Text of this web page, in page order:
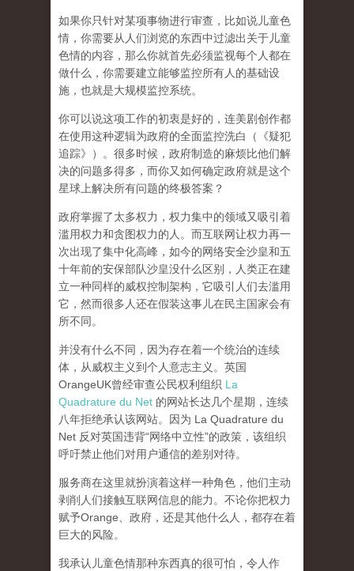
如果你只针对某项事物进行审查，比如说儿童色
情，你需要从人们浏览的东西中过滤出关于儿童
色情的内容，那么你就首先必须监视每个人都在
做什么，你需要建立能够监控所有人的基础设
施，也就是大规模监控系统。
你可以说这项工作的初衷是好的，连美剧创作都
在使用这种逻辑为政府的全面监控洗白（《疑犯
追踪》）。 很多时候，政府制造的麻烦比他们解
决的问题多得多，而你又如何确定政府就是这个
星球上解决所有问题的终极答案？
政府掌握了太多权力，权力集中的领域又吸引着
滥用权力和贪图权力的人。而互联网让权力再一
次出现了集中化高峰， 如今的网络安全沙皇和五
十年前的安保部队沙皇没什么区别，人类正在建
立一种同样的威权控制架构，它吸引人们去滥用
它，然而很多人还在假装这事儿在民主国家会有
所不同。
并没有什么不同，因为存在着一个统治的连续
体，从威权主义到个人意志主义。英国
OrangeUK曾经审查公民权利组织 La
Quadrature du Net 的网站长达几个星期，连续
八年拒绝承认该网站。因为 La Quadrature du
Net 反对英国违背“网络中立性”的政策，该组织
呼吁禁止他们对用户通信的差别对待。
服务商在这里就扮演着这样一种角色，他们主动
剥削人们接触互联网信息的能力。不论你把权力
赋予Orange、政府，还是其他什么人，都存在着
巨大的风险。
我承认儿童色情那种东西真的很可怕，令人作